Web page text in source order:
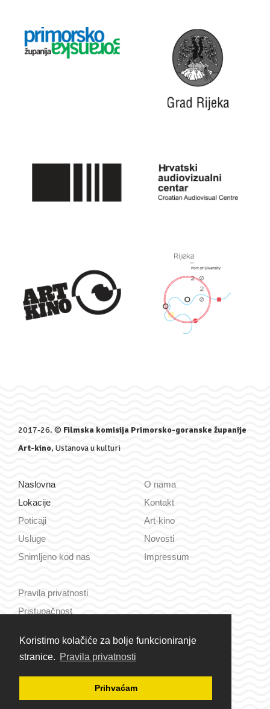
Koristimo kolačiće za bolje funkcioniranje
stranice. Pravila privatnosti
Prihvaćam
2017-26. © Filmska komisija Primorsko-goranske županije
Art-kino, Ustanova u kulturi
Naslovna
Lokacije
Poticaji
Usluge
Snimljeno kod nas
O nama
Kontakt
Art-kino
Novosti
Impressum
Pravila privatnosti
Pristupačnost
Hrvatski